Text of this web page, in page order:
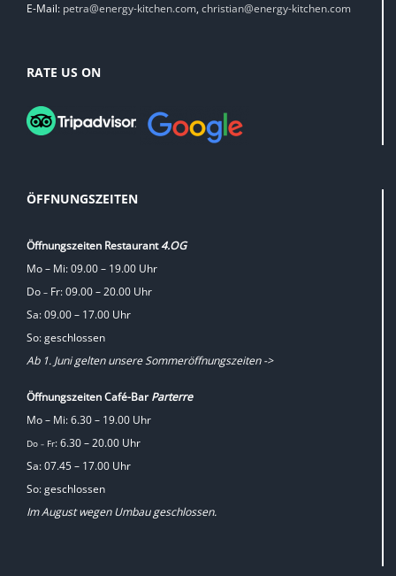
E-Mail: petra@energy-kitchen.com, christian@energy-kitchen.com
RATE US ON
ÖFFNUNGSZEITEN
Öffnungszeiten Restaurant4.OG
Mo – Mi: 09.00 – 19.00 Uhr
Do – Fr: 09.00 – 20.00 Uhr
Sa: 09.00 – 17.00 Uhr
So: geschlossen
Ab 1. Juni gelten unsere Sommeröffnungszeiten ->
Öffnungszeiten Café-BarParterre
Mo – Mi: 6.30 – 19.00 Uhr
Do – Fr: 6.30 – 20.00 Uhr
Sa: 07.45 – 17.00 Uhr
So: geschlossen
Im August wegen Umbau geschlossen.